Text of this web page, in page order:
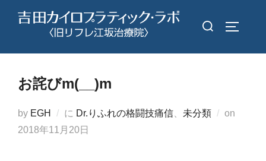
検
対
お詫びm(__)m
by EGH に Dr.りふれの格闘技痛信 未分類 on
2018年11月20日